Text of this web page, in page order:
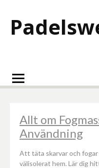
innehåll
Allt om
Användning
Att täta skarvar och
välisolerat hem. Lär dig